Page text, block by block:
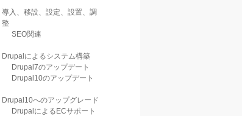
導入、移設、設定、設置、調
整
SEO関連
Drupalによるシステム構築
Drupal7のアップデート
Drupal10のアップデート
Drupal10へのアップグレード
DrupalによるECサポート